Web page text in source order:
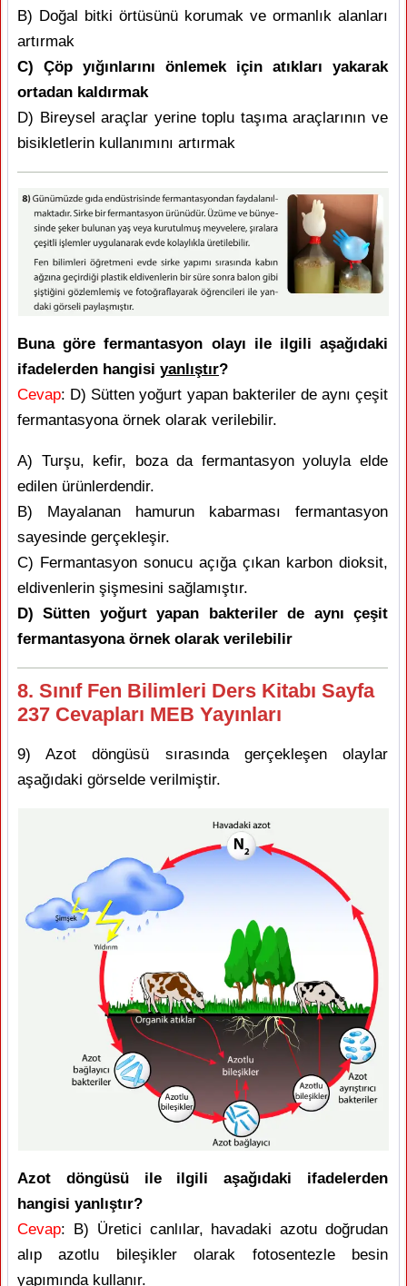
B) Doğal bitki örtüsünü korumak ve ormanlık alanları
artırmak
C) Çöp yığınlarını önlemek için atıkları yakarak
ortadan kaldırmak
D) Bireysel araçlar yerine toplu taşıma araçlarının ve
bisikletlerin kullanımını artırmak
Buna göre fermantasyon olayı ile ilgili aşağıdaki
ifadelerden hangisi yanlıştır?
Cevap: D) Sütten yoğurt yapan bakteriler de aynı çeşit
fermantasyona örnek olarak verilebilir.
A) Turşu, kefir, boza da fermantasyon yoluyla elde
edilen ürünlerdendir.
B) Mayalanan hamurun kabarması fermantasyon
sayesinde gerçekleşir.
C) Fermantasyon sonucu açığa çıkan karbon dioksit,
eldivenlerin şişmesini sağlamıştır.
D) Sütten yoğurt yapan bakteriler de aynı çeşit
fermantasyona örnek olarak verilebilir
8. Sınıf Fen Bilimleri Ders Kitabı Sayfa
237 Cevapları MEB Yayınları
9) Azot döngüsü sırasında gerçekleşen olaylar
aşağıdaki görselde verilmiştir.
Azot döngüsü ile ilgili aşağıdaki ifadelerden
hangisi yanlıştır?
Cevap: B) Üretici canlılar, havadaki azotu doğrudan
alıp azotlu bileşikler olarak fotosentezle besin
yapımında kullanır.